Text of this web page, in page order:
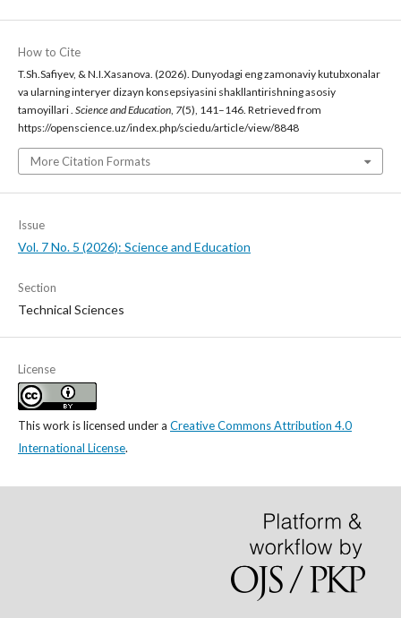
How to Cite
T.Sh.Safiyev, & N.I.Xasanova. (2026). Dunyodagi eng zamonaviy kutubxonalar
va ularning interyer dizayn konsepsiyasini shakllantirishning asosiy
tamoyillari . Science and Education, 7(5), 141–146. Retrieved from
https://openscience.uz/index.php/sciedu/article/view/8848
More Citation Formats
Issue
Vol. 7 No. 5 (2026): Science and Education
Section
Technical Sciences
License
This work is licensed under a Creative Commons Attribution 4.0
International License.